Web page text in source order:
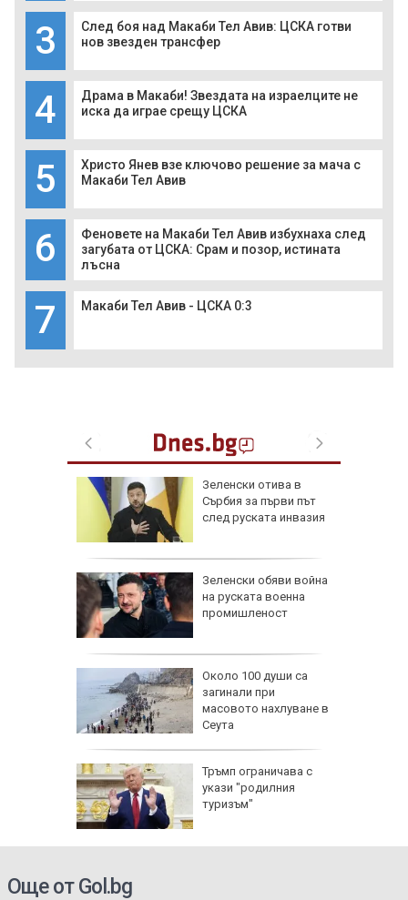
3
След боя над Макаби Тел Авив: ЦСКА готви
нов звезден трансфер
4
Драма в Макаби! Звездата на израелците не
иска да играе срещу ЦСКА
5
Христо Янев взе ключово решение за мача с
Макаби Тел Авив
6
Феновете на Макаби Тел Авив избухнаха след
загубата от ЦСКА: Срам и позор, истината
лъсна
7 Макаби Тел Авив - ЦСКА 0:3
Зеленски отива в
Сърбия за първи път
след руската инвазия
Зеленски обяви война
на руската военна
промишленост
Около 100 души са
загинали при
масовото нахлуване в
Сеута
Тръмп ограничава с
укази "родилния
туризъм"
Още от Gol.bg